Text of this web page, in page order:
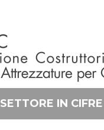
SETTORE IN CIFRE